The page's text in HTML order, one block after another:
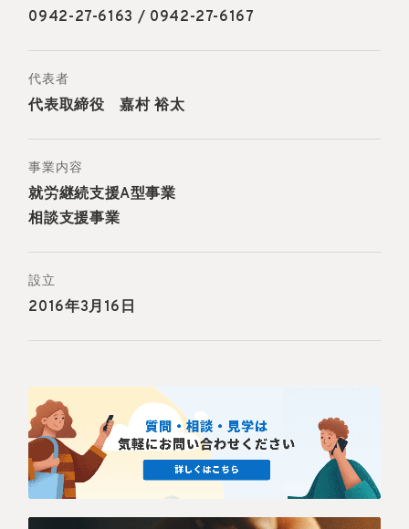
0942-27-6163 / 0942-27-6167
代表者
代表取締役 嘉村 裕太
事業内容
就労継続支援A型事業
相談支援事業
設立
2016年3月16日